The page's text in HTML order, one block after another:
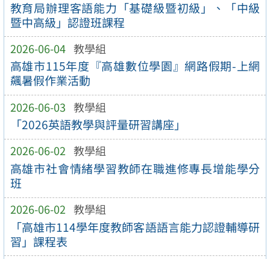
教育局辦理客語能力「基礎級暨初級」、「中級
暨中高級」認證班課程
2026-06-04 教學組
高雄市115年度『高雄數位學園』網路假期-上網
飆暑假作業活動
2026-06-03 教學組
「2026英語教學與評量研習講座」
2026-06-02 教學組
高雄市社會情緒學習教師在職進修專長增能學分
班
2026-06-02 教學組
「高雄市114學年度教師客語語言能力認證輔導研
習」課程表